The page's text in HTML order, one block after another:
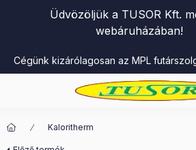
Üdvözöljük a TUSOR Kft.
webáruházában!
Cégünk kizárólagosan az MPL
Kaloritherm